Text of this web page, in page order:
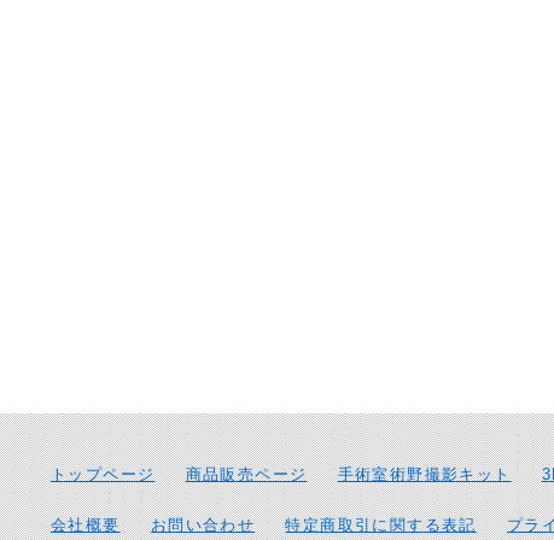
トップページ 商品販売ページ 手術室術野撮影キット
会社概要 お問い合わせ 特定商取引に関する表記 プラ